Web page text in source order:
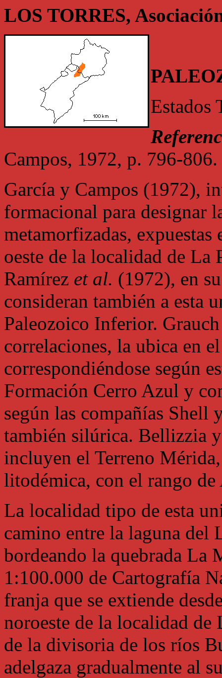
LOS TORRES,
Estados
Campos, 1972, p. 796-806.
García y Campos (1972),
formacional para designar
metamorfizadas,
oeste de la localidad de La
Ramírez et al. (1972), en
consideran también a esta
Paleozoico Inferior.
correlaciones, la ubica en
correspondiéndose según
Formación Cerro Azul y
según las compañías Shell
también silúrica. Bellizzia
incluyen el Terreno
litodémica, con el rango
La localidad tipo de esta
camino entre la laguna del
bordeando la quebrada La
1:100.000 de Cartografía
franja que se extiende
noroeste de la localidad de
de la divisoria de los ríos
adelgaza gradualmente al